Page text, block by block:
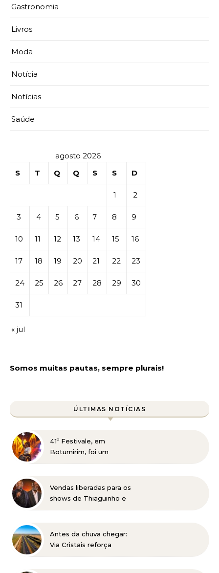
Gastronomia
Livros
Moda
Notícia
Notícias
Saúde
agosto 2026
S
T Q Q S S D
1 2
3 4 5 6 7 8 9
10 11 12 13 14 15 16
17 18 19 20 21 22 23
24 25 26 27 28 29 30
31
« jul
Somos muitas pautas, sempre plurais!
ÚLTIMAS NOTÍCIAS
41º Festivale, em
Botumirim, foi um
do Vale do Jequitinhonha
Vendas liberadas para os
shows de Thiaguinho e
Antes da chuva chegar:
Via Cristais reforça